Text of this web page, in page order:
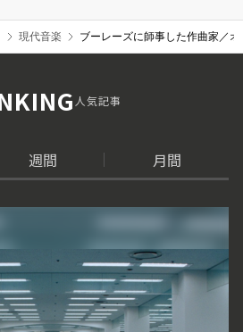
現代音楽 ブーレーズに師事した作曲家／
人気記事
週間 月間